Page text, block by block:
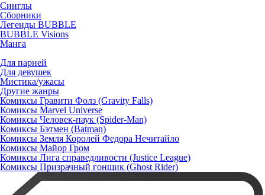
Синглы
Сборники
Легенды BUBBLE
BUBBLE Visions
Манга
Для парней
Для девушек
Мистика/ужасы
Другие жанры
Комиксы Гравити Фолз (Gravity Falls)
Комиксы Marvel Universe
Комиксы Человек-паук (Spider-Man)
Комиксы Бэтмен (Batman)
Комиксы Земля Королей Федора Нечитайло
Комиксы Майор Гром
Комиксы Лига справедливости (Justice League)
Комиксы Призрачный гонщик (Ghost Rider)